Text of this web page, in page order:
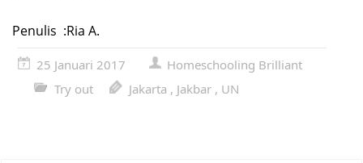
Penulis :Ria A.
25 Januari 2017
Homeschooling Brilliant
Try out
Jakarta , Jakbar , UN